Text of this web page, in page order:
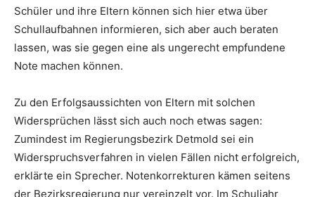
Schüler und ihre Eltern können sich hier etwa über
Schullaufbahnen informieren, sich aber auch beraten
lassen, was sie gegen eine als ungerecht empfundene
Note machen können.
Zu den Erfolgsaussichten von Eltern mit solchen
Widersprüchen lässt sich auch noch etwas sagen:
Zumindest im Regierungsbezirk Detmold sei ein
Widerspruchsverfahren in vielen Fällen nicht erfolgreich,
erklärte ein Sprecher. Notenkorrekturen kämen seitens
der Bezirksregierung nur vereinzelt vor. Im Schuljahr